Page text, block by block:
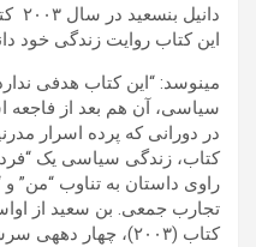
دانيل بنسعيد در سال ٢٠٠٣ کتاب “
اين کتاب روايت زندگی خود
مینوسد: “اين کتاب ھدفی
سياسی، آن ھم بعد از فاجعه
در دورانی که پرده اسرار
کتاب، زندگی سياسی يک
راوی داستان به تناوب “من”
کتاب (٢٠٠٣)، چھار